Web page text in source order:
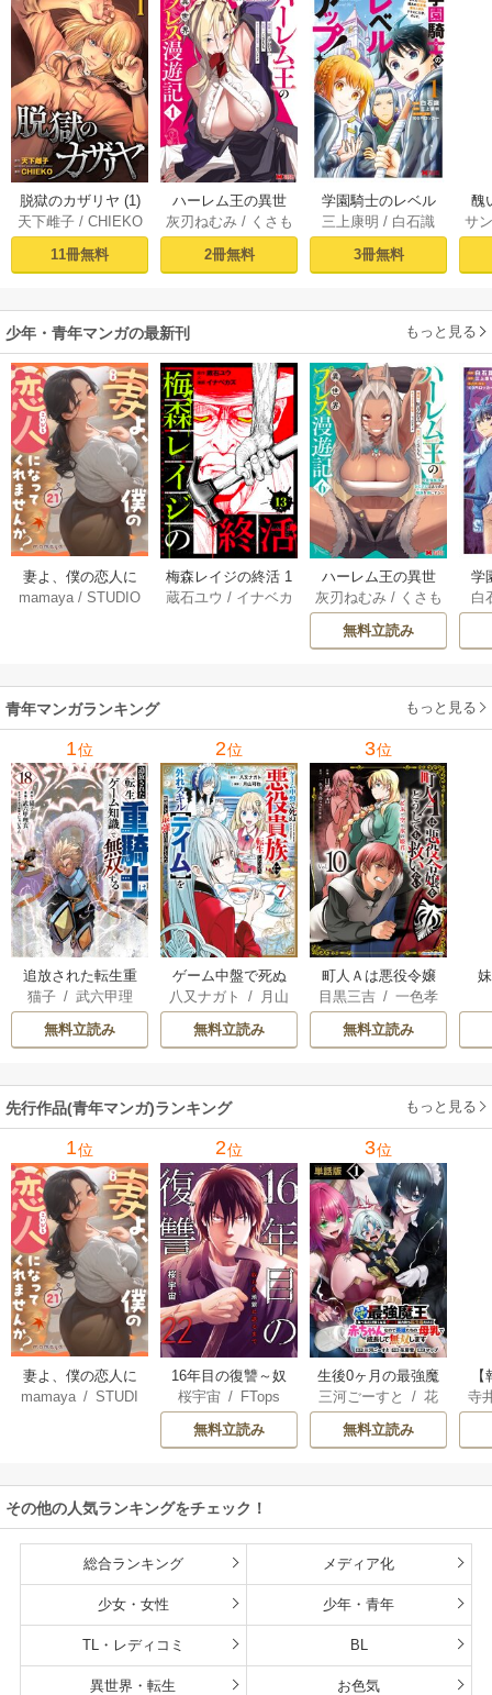
脱獄のカザリヤ (1)
天下雌子/ CHIEKO
11冊無料
ハーレム王の異世
界プレス漫遊記 ～
最強無双のおじさ
んはあらゆる種族
ミック） 1巻
灰刃ねむみ / くさも
ち
2冊無料
学園騎士のレベル
アップ！レベル100
0超えの転生者、落
ちこぼれクラスに
（コミック） ： 1
三上康明 / 白石識
3冊無料
醜
同
サ
少年・青年マンガの最新刊 もっと見る
妻よ、僕の恋人に
なってくれません
mamaya /STUDIO
梅森レイジの終活 1
3巻
蔵石ユウ / イナベカ
ハーレム王の異世
界プレス漫遊記 ～
最強無双のおじさ
んはあらゆる種族
ミック） 6巻
灰刃ねむみ / くさも
ち
無料立読み
学
ア
（
白
青年マンガランキング もっと見る
1位
追放された転生重
騎士はゲーム知識
で無双する
猫子/ 武六甲理
/じゃいあん
無料立読み
2位
ゲーム中盤で死ぬ
悪役貴族に転生し
たので、外れスキ
ル【テイム】を駆
してみた
八又ナガト / 月山
可也
無料立読み
3位
町人Ａは悪役令嬢
をどうしても救い
たい ～どぶと空
と氷の姫君～
目黒三吉 /一色孝
太郎/ Parum
無料立読み
先行作品(青年マンガ)ランキング もっと見る
1位
妻よ、僕の恋人に
なってくれません
mamaya /STUDI
2位
16年目の復讐～奴
らを地獄に送るま
で
桜宇宙 / FTops
無料立読み
3位
生後0ヶ月の最強魔
王 食べるだけ強
くなるチート能力
持ち転生者だけど
雄たちの母乳で成
三河ごーすと /花
房雪 / マップ
無料立読み
解
寺
その他の人気ランキングをチェック！
総合ランキング メディア化
少女・女性 少年・青年
TL・レディコミ BL
異世界・転生 お色気